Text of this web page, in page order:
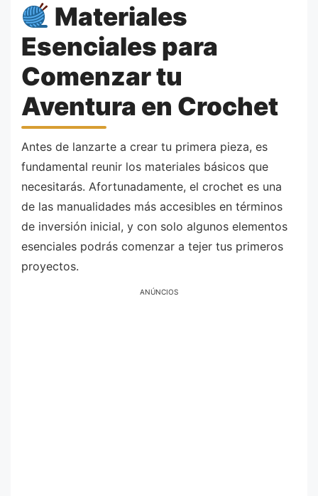
Materiales
Esenciales para
Comenzar tu
Aventura en Crochet
Antes de lanzarte a crear tu primera pieza, es
fundamental reunir los materiales básicos que
necesitarás. Afortunadamente, el crochet es una
de las manualidades más accesibles en términos
de inversión inicial, y con solo algunos elementos
esenciales podrás comenzar a tejer tus primeros
proyectos.
ANÚNCIOS